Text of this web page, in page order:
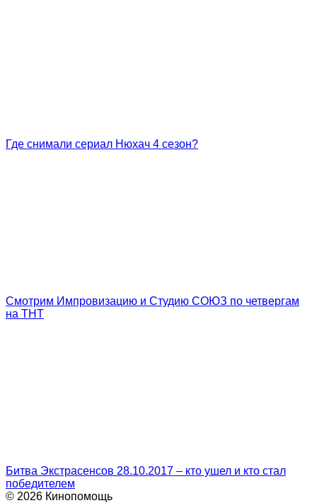
Где снимали сериал Нюхач 4 сезон?
Смотрим Импровизацию и Студию СОЮЗ по четвергам
на ТНТ
Битва Экстрасенсов 28.10.2017 – кто ушел и кто стал
победителем
© 2026 Кинопомощь